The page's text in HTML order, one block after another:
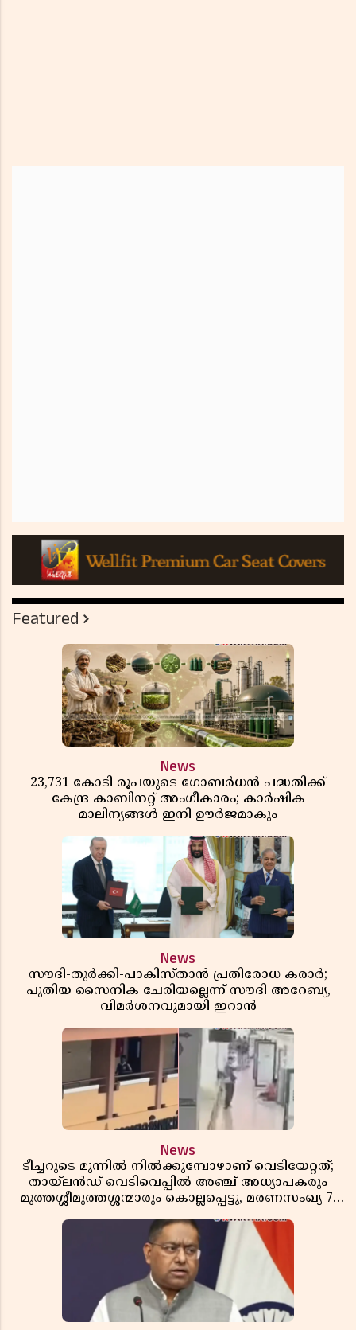
Featured
News
23,731 കോടി രൂപയുടെ ഗോബർധൻ പദ്ധതിക്ക്
കേന്ദ്ര കാബിനറ്റ് അംഗീകാരം; കാർഷിക
മാലിന്യങ്ങൾ ഇനി ഊർജമാകും
News
സൗദി-തുർക്കി-പാകിസ്താൻ പ്രതിരോധ കരാർ;
പുതിയ സൈനിക ചേരിയല്ലെന്ന് സൗദി അറേബ്യ,
വിമർശനവുമായി ഇറാൻ
News
ടീച്ചറുടെ മുന്നിൽ നിൽക്കുമ്പോഴാണ് വെടിയേറ്റത്;
തായ്‌ലൻഡ് വെടിവെപ്പിൽ അഞ്ച് അധ്യാപകരും
മുത്തശ്ശീമുത്തശ്ശന്മാരും കൊല്ലപ്പെട്ടു, മരണസംഖ്യ 7;